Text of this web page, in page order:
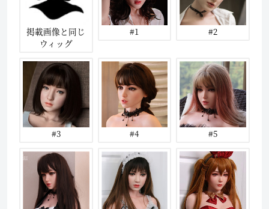
掲載画像と同じ
ウィッグ
#1 #2
#3 #4 #5